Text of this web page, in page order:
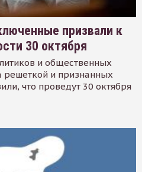
призвали к
30 октября
и общественных
решеткой и признанных
что проведут 30 октября